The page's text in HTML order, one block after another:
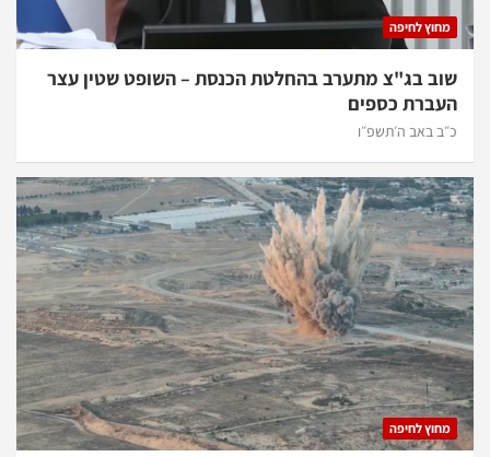
מחוץ לחיפה
שוב בג"צ מתערב בהחלטת הכנסת – השופט שטין עצר
העברת כספים
כ״ב באב ה׳תשפ״ו
מחוץ לחיפה